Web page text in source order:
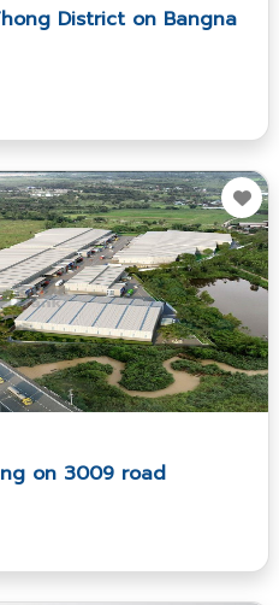
District on Bangna
on 3009 road